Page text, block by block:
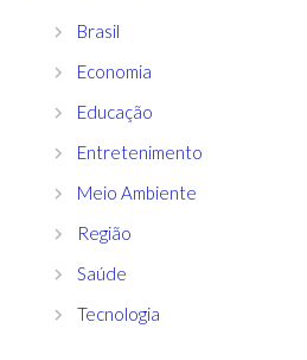
Brasil
Economia
Educação
Entretenimento
Meio Ambiente
Região
Saúde
Tecnologia